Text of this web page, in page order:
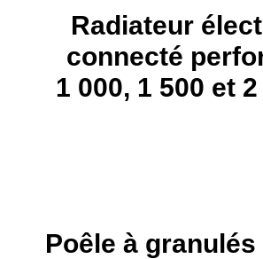
Radiateur
connecté
1 000, 1 500 et
Poêle à granulés